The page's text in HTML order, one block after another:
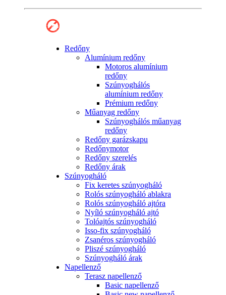
Redőny
Alumínium redőny
Motoros alumínium
redőny
Szúnyoghálós
alumínium redőny
Prémium redőny
Műanyag redőny
Szúnyoghálós műanyag
redőny
Redőny garázskapu
Redőnymotor
Redőny szerelés
Redőny árak
Szúnyogháló
Fix keretes szúnyogháló
Rolós szúnyogháló ablakra
Rolós szúnyogháló ajtóra
Nyíló szúnyogháló ajtó
Tolóajtós szúnyogháló
Isso-fix szúnyogháló
Zsanéros szúnyogháló
Pliszé szúnyogháló
Szúnyogháló árak
Napellenző
Terasz napellenző
Basic napellenző